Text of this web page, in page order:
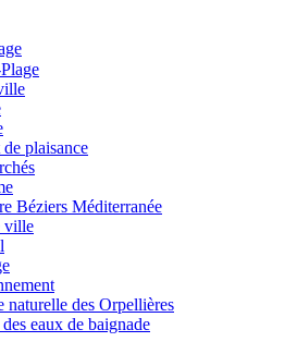
plaisance
Béziers Méditerranée
ville
naturelle des Orpellières
eaux de baignade